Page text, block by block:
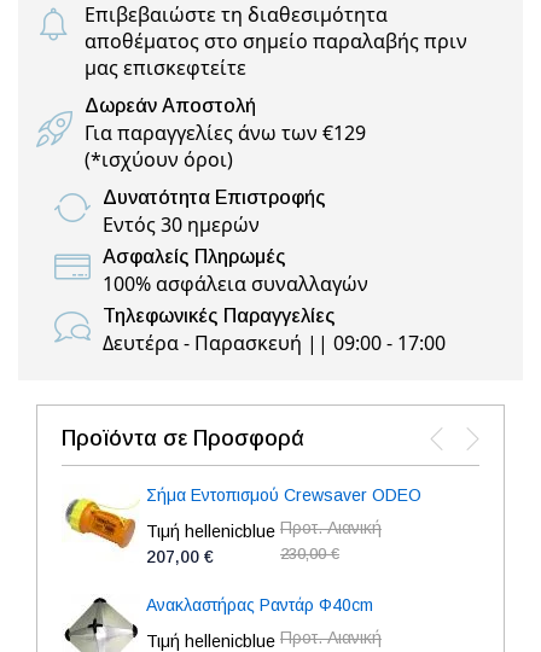
Επιβεβαιώστε τη διαθεσιμότητα
αποθέματος στο σημείο παραλαβής πριν
μας επισκεφτείτε
Δωρεάν Αποστολή
Για παραγγελίες άνω των €129
(*ισχύουν όροι)
Δυνατότητα Επιστροφής
Εντός 30 ημερών
Ασφαλείς Πληρωμές
100% ασφάλεια συναλλαγών
Τηλεφωνικές Παραγγελίες
Δευτέρα - Παρασκευή || 09:00 - 17:00
Προϊόντα σε Προσφορά
Σήμα Εντοπισμού Crewsaver ODEO
Τιμή hellenicblue
207,00 €
Προτ. Λιανική
230,00 €
Ανακλαστήρας Ραντάρ Φ40cm
Τιμή hellenicblue Προτ. Λιανική